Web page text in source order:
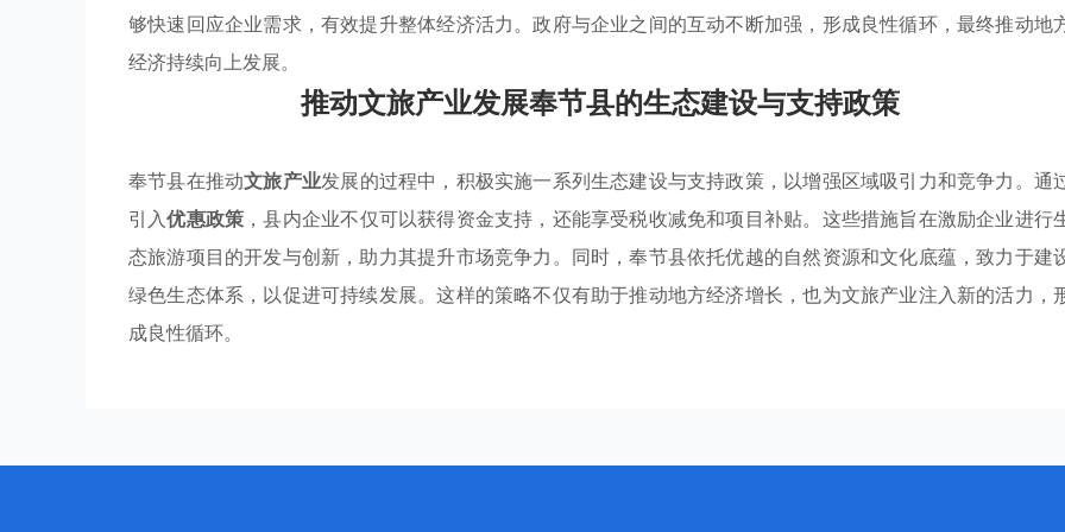
够快速回应企业需求，有效提升整体经济活力。政府与企业之间的互动不断加强，形成良性循环，最终推动地
经济持续向上发展。
推动文旅产业发展奉节县的生态建设与支持政策
奉节县在推动文旅产业发展的过程中，积极实施一系列生态建设与支持政策，以增强区域吸引力和竞争力。通
引入优惠政策 ，县内企业不仅可以获得资金支持，还能享受税收减免和项目补贴。这些措施旨在激励企业进行
态旅游项目的开发与创新，助力其提升市场竞争力。同时，奉节县依托优越的自然资源和文化底蕴，致力于建
绿色生态体系，以促进可持续发展。这样的策略不仅有助于推动地方经济增长，也为文旅产业注入新的活力，
成良性循环。